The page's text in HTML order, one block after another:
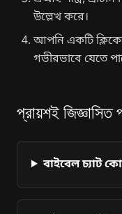
উল্লেখ করে।
আপনি একটি
গভীরভাবে যেতে
প্রায়শই জিজ্ঞাসিত
বাইবেল চ্যাট